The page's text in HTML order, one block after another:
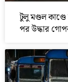
টুলু মণ্ডল
পর উদ্ধার